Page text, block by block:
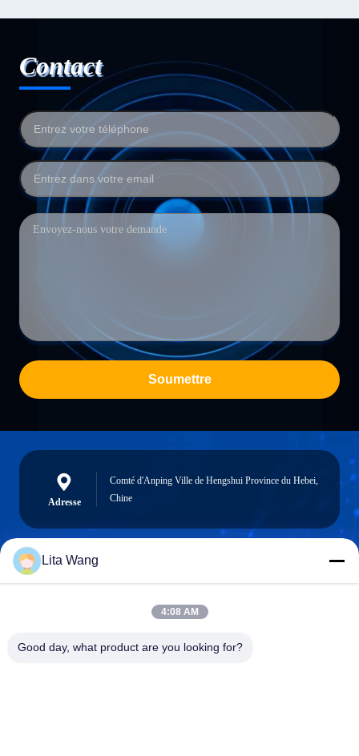
Contact
Soumettre
Adresse
Comté d'Anping Ville de Hengshui Province du Hebei,
Chine
lita@screenmeshnet.com
Lita Wang
4:08 AM
Good day, what product are you looking for?